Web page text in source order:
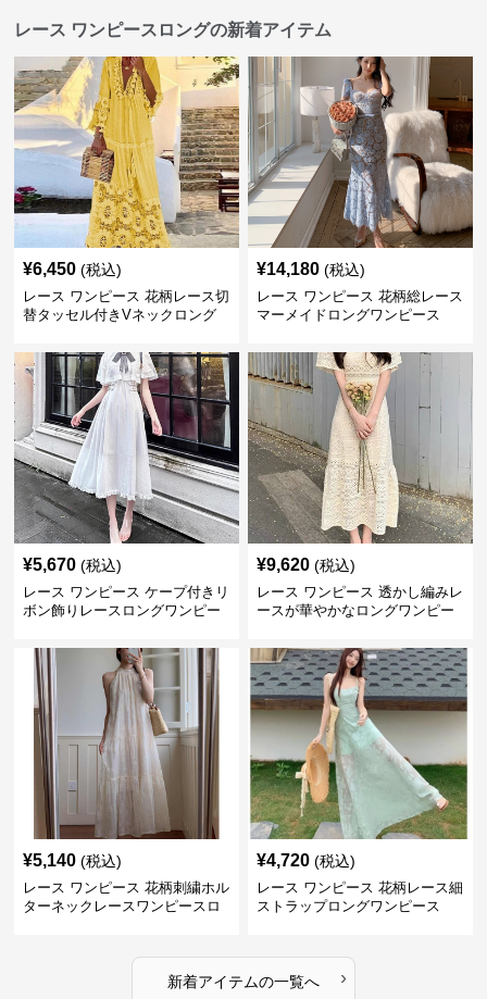
レース ワンピースロングの新着アイテム
¥6,450 (税込)
レース ワンピース 花柄レース切
替タッセル付きVネックロング
¥14,180 (税込)
レース ワンピース 花柄総レース
マーメイドロングワンピース
¥5,670 (税込)
レース ワンピース ケープ付きリ
ボン飾りレースロングワンピー
¥9,620 (税込)
レース ワンピース 透かし編みレ
ースが華やかなロングワンピー
¥5,140 (税込)
レース ワンピース 花柄刺繍ホル
ターネックレースワンピースロ
¥4,720 (税込)
レース ワンピース 花柄レース細
ストラップロングワンピース
新着アイテムの一覧へ ›